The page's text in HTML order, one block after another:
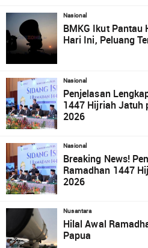
Nasional
BMKG Ikut Pantau
Hari Ini, Peluang
Nasional
Penjelasan
1447 Hijriah Jatuh
2026
Nasional
Breaking News!
Ramadhan 1447
2026
Nusantara
Hilal Awal
Papua